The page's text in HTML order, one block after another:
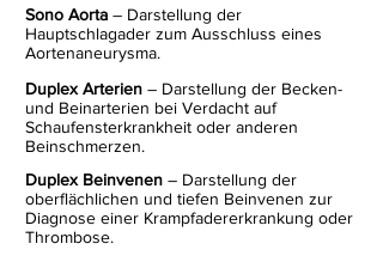
Sono Aorta – Darstellung der
Hauptschlagader zum Ausschluss eines
Aortenaneurysma.
Duplex Arterien – Darstellung der Becken-
und Beinarterien bei Verdacht auf
Schaufensterkrankheit oder anderen
Beinschmerzen.
Duplex Beinvenen – Darstellung der
oberflächlichen und tiefen Beinvenen zur
Diagnose einer Krampfadererkrankung oder
Thrombose.